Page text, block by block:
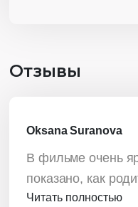
Отзывы
Oksana Suranova
В фильме очень
показано, как
всего Мама,
Читать полностью